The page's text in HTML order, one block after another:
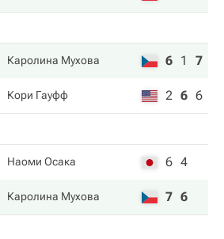
Каролина Мухова 6 1 7
Кори Гауфф 2 6 6
Наоми Осака 6 4
Каролина Мухова 7 6